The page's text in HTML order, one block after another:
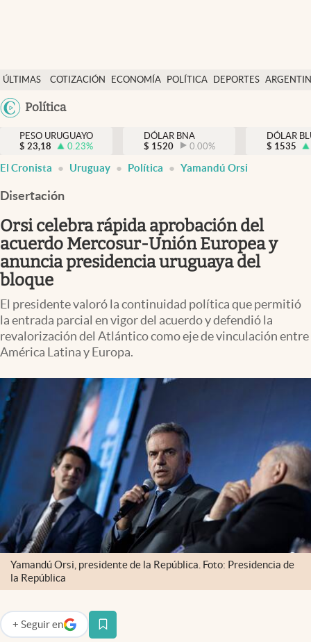
ÚLTIMAS
NOTICIAS
COTIZACIÓN
ECONOMÍA POLÍTICA DEPORTES
México
Política
Actualidad
Economía
Política
Uruguay
PESO URUGUAYO
$ 23,18 0.23%
DÓLAR BNA
$ 1520 0.00%
DÓLAR
$ 1535
El Cronista Uruguay Política Yamandú Orsi
Disertación
Orsi celebra rápida aprobación del
acuerdo Mercosur-Unión Europea y
anuncia presidencia uruguaya del
bloque
El presidente valoró la continuidad política que permitió
la entrada parcial en vigor del acuerdo y defendió la
revalorización del Atlántico como eje de vinculación entre
América Latina y Europa.
Yamandú Orsi, presidente de la República. Foto: Presidencia de
la República
+ Seguir en
abre en nueva pestaña